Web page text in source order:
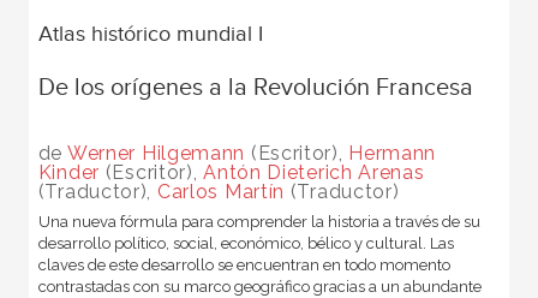
Atlas histórico mundial I
De los orígenes a la Revolución Francesa
de Werner Hilgemann (Escritor), Hermann
Kinder (Escritor),Antón Dieterich Arenas
(Traductor), Carlos Martín (Traductor)
Una nueva fórmula para comprender la historia a través de su
desarrollo político, social, económico, bélico y cultural. Las
claves de este desarrollo se encuentran en todo momento
contrastadas con su marco geográfico gracias a un abundante